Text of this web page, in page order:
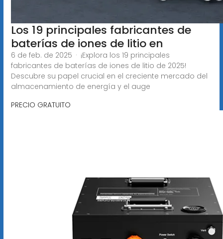
Los 19 principales fabricantes de
baterías de iones de litio en
6 de feb. de 2025 · ¡Explora los 19 principales
fabricantes de baterías de iones de litio de 2025!
Descubre su papel crucial en el creciente mercado del
almacenamiento de energía y el auge
PRECIO GRATUITO